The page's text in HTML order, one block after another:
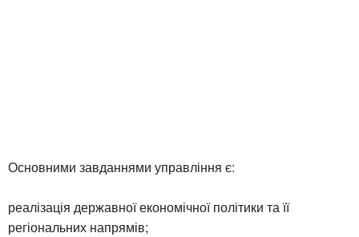
Основними завданнями управління є:
реалізація державної економічної політики та її
регіональних напрямів;